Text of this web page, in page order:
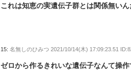
これは知恵の実遺伝子群とは関係無い
15:名無しのひみつ 2021/10/14(木) 17:09:23.51
ゼロから作るきれいな遺伝子なんて操